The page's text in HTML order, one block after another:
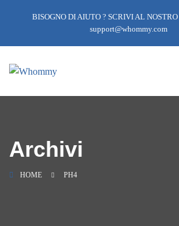
BISOGNO DI AIUTO ? SCRIVI AL NOSTRO
support@whommy.com
Archivi
HOME PH4